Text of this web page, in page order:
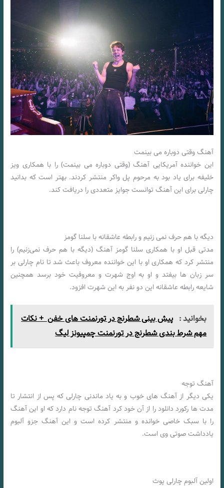
آهنگ وقتی دوباره می بینمت
این خواننده آمریکایی آهنگ (وقتی دوباره می بینمت) را با همکاری ویز
خلیفه برای یاد بود به مرحوم پل واکر منتشر کردند. بهتر است که بدانید
چارلی برای این آهنگ توانست جوایز متعددی را دریافت کند.
دیگه با هم حرف نمی زنیم و رابطه عاشقانه با سلنا گومز
مدتی قبل او با همکاری سلنا گومز آهنگ (دیگه با هم حرف نمی‌زنیم) را
منتشر کرد که همکاری او با این خواننده معروف باعث شد تا نام چارلی بر
سر زبان‌ ها بیفتد و او به اوج شهرت و معروفیت خود برسد همچنین
شایعه رابطه عاشقانه این دو نفر به این شهرت افزود.
بخوانید : پیش بینی شطرنج در تورنمنت های خفن + نکات
مهم شرط بندی شطرنج در تورنمنت چمپیونز لیگ
آهنگ توجه
یکی دیگر از آهنگ های خوب و به یاد ماندنی چارلی که پس از انتشار تا
مدت ها رکورد دانلود را از آن خود کرد آهنگ توجه نام دارد که او این آهنگ
را با سبک خاصی خوانده و منتشر کرده است و این آهنگ جزو آلبوم
یادداشت صوتی وی است.
اولین آلبوم چارلی پوث